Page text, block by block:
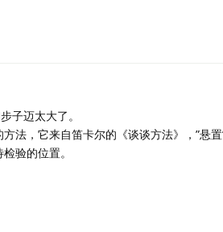
子迈太大了。
法，它来自笛卡尔的《谈谈方法》，”悬
验的位置。